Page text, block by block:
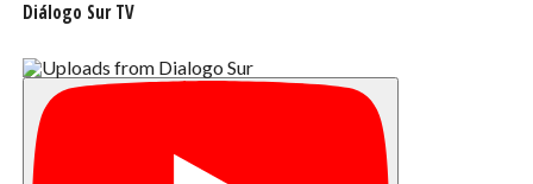
entrega de elementos de protección personal Covid para
comunidades cercanas a los centros de operación,
también ha realizado charlas a la comunidad
relacionadas con medidas de seguridad Covid y donde
Diálogo Sur TV